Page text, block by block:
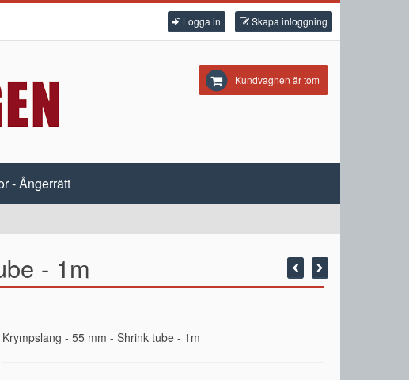
Logga in Skapa inloggning
Kundvagnen är tom
- Ångerrätt
- 1m
Krympslang - 55 mm - Shrink tube - 1m